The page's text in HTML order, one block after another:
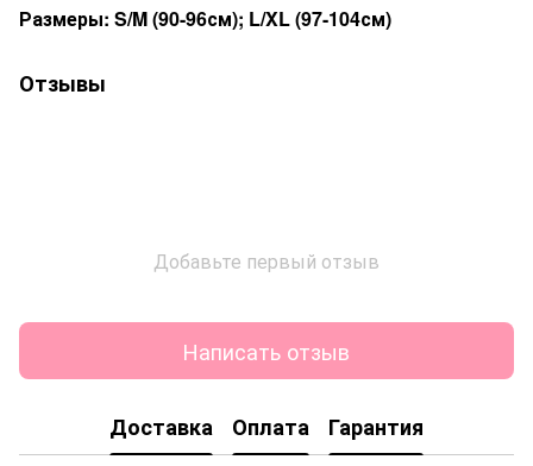
Размеры: S/M (90-96см); L/XL (97-104см)
Отзывы
Добавьте первый отзыв
Написать отзыв
Доставка Оплата Гарантия